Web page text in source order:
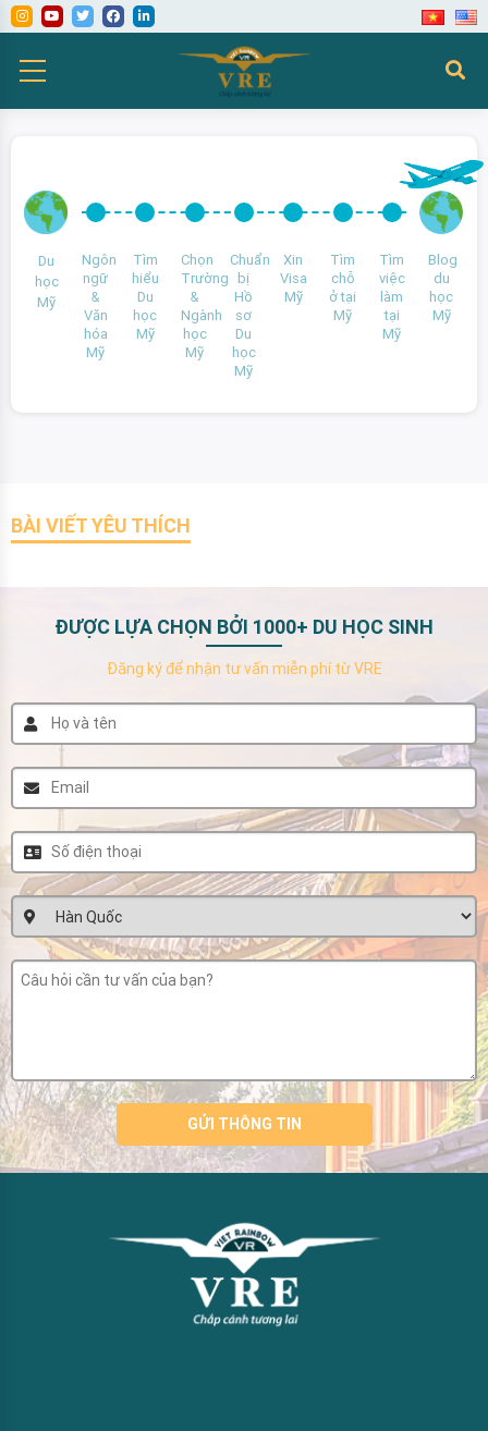
Du
học
Mỹ
Ngôn
ngữ
&
Văn
hóa
Mỹ
Tìm
hiểu
Du
học
Mỹ
Chọn
Trường
&
Ngành
học
Mỹ
Chuẩn
bị
Hồ
sơ
Du
học
Mỹ
Xin
Visa
Mỹ
Tìm
chỗ
ở tại
Mỹ
Tìm
việc
làm
tại
Mỹ
Blog
du
học
Mỹ
BÀI VIẾT YÊU THÍCH
ĐƯỢC LỰA CHỌN BỞI 1000+ DU HỌC SINH
Đăng ký để nhận tư vấn miễn phí từ VRE